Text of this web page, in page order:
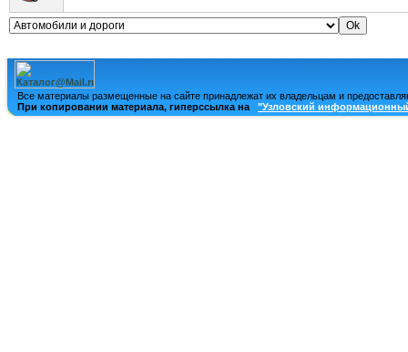
Все материалы размещенные на сайте принадлежат их владельцам и
При копировании материала, гиперссылка на
"Узловский